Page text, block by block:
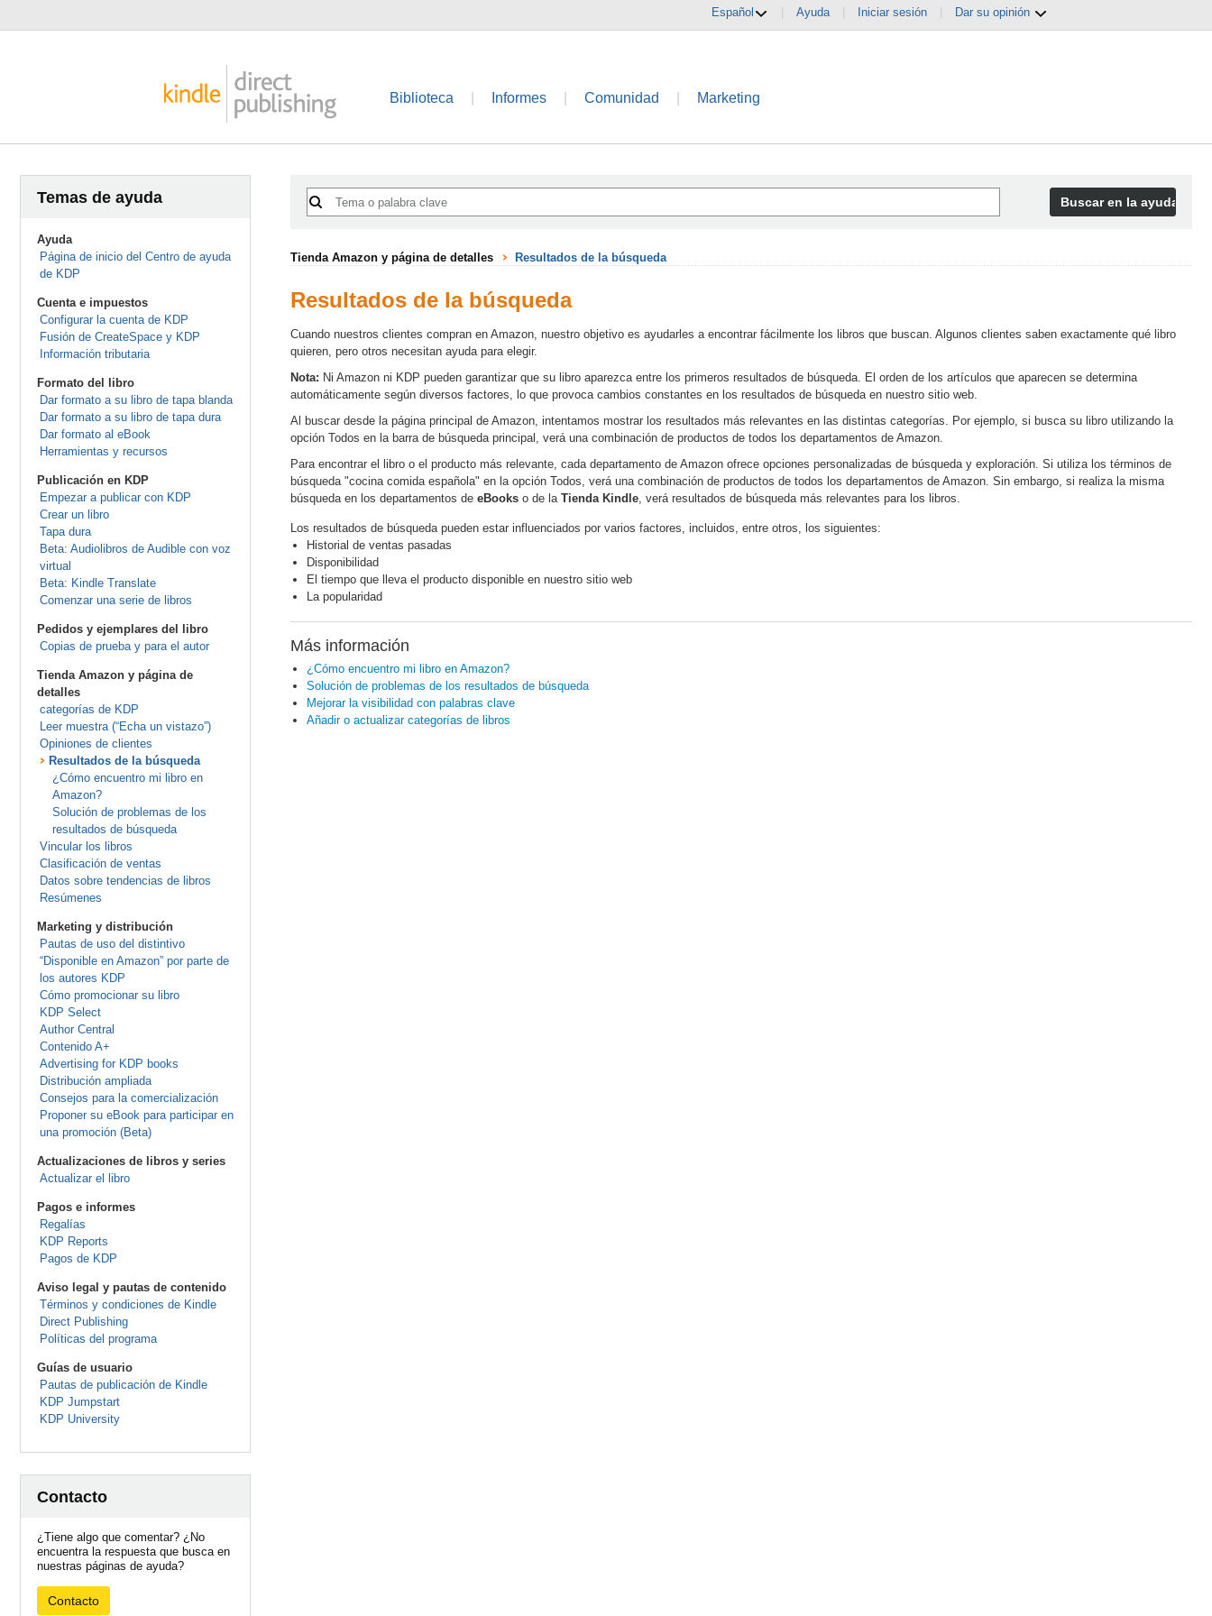
Español Ayuda Iniciar sesión Dar su opinión
Biblioteca Informes Comunidad Marketing
Temas de ayuda
Ayuda
Página de inicio del Centro de ayuda
de KDP
Cuenta e impuestos
Configurar la cuenta de KDP
Fusión de CreateSpace y KDP
Información tributaria
Formato del libro
Dar formato a su libro de tapa blanda
Dar formato a su libro de tapa dura
Dar formato al eBook
Herramientas y recursos
Publicación en KDP
Empezar a publicar con KDP
Crear un libro
Tapa dura
Beta: Audiolibros de Audible con voz
virtual
Beta: Kindle Translate
Comenzar una serie de libros
Pedidos y ejemplares del libro
Copias de prueba y para el autor
Tienda Amazon y página de
detalles
categorías de KDP
Leer muestra (“Echa un vistazo”)
Opiniones de clientes
Resultados de la búsqueda
¿Cómo encuentro mi libro en
Amazon?
Solución de problemas de los
resultados de búsqueda
Vincular los libros
Clasificación de ventas
Datos sobre tendencias de libros
Resúmenes
Marketing y distribución
Pautas de uso del distintivo
“Disponible en Amazon” por parte de
los autores KDP
Cómo promocionar su libro
KDP Select
Author Central
Contenido A+
Advertising for KDP books
Distribución ampliada
Consejos para la comercialización
Proponer su eBook para participar en
una promoción (Beta)
Actualizaciones de libros y series
Actualizar el libro
Pagos e informes
Regalías
KDP Reports
Pagos de KDP
Aviso legal y pautas de contenido
Términos y condiciones de Kindle
Direct Publishing
Políticas del programa
Guías de usuario
Pautas de publicación de Kindle
KDP Jumpstart
KDP University
Contacto
¿Tiene algo que comentar? ¿No
encuentra la respuesta que busca en
nuestras páginas de ayuda?
Contacto
Buscar en la ayuda
Tienda Amazon y página de detalles Resultados de la búsqueda
Resultados de la búsqueda
Cuando nuestros clientes compran en Amazon, nuestro objetivo es ayudarles a encontrar fácilmente los libros que buscan. Algunos clientes saben exactamente qué libro
quieren, pero otros necesitan ayuda para elegir.
Nota: Ni Amazon ni KDP pueden garantizar que su libro aparezca entre los primeros resultados de búsqueda. El orden de los artículos que aparecen se determina
automáticamente según diversos factores, lo que provoca cambios constantes en los resultados de búsqueda en nuestro sitio web.
Al buscar desde la página principal de Amazon, intentamos mostrar los resultados más relevantes en las distintas categorías. Por ejemplo, si busca su libro utilizando la
opción Todos en la barra de búsqueda principal, verá una combinación de productos de todos los departamentos de Amazon.
Para encontrar el libro o el producto más relevante, cada departamento de Amazon ofrece opciones personalizadas de búsqueda y exploración. Si utiliza los términos de
búsqueda "cocina comida española" en la opción Todos, verá una combinación de productos de todos los departamentos de Amazon. Sin embargo, si realiza la misma
búsqueda en los departamentos de eBooks o de la Tienda Kindle, verá resultados de búsqueda más relevantes para los libros.
Los resultados de búsqueda pueden estar influenciados por varios factores, incluidos, entre otros, los siguientes:
Historial de ventas pasadas
Disponibilidad
El tiempo que lleva el producto disponible en nuestro sitio web
La popularidad
Más información
¿Cómo encuentro mi libro en Amazon?
Solución de problemas de los resultados de búsqueda
Mejorar la visibilidad con palabras clave
Añadir o actualizar categorías de libros